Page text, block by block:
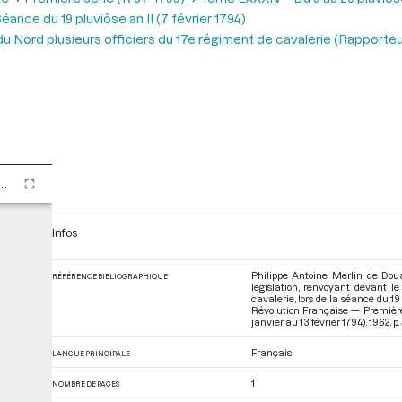
du 19 pluviôse an II (7 février 1794)
Nord plusieurs officiers du 17e régiment de cavalerie
Infos
RÉFÉRENCE BIBLIOGRAPHIQUE
Philippe Antoine Merlin de
législation, renvoyant devant
cavalerie, lors de la séance du
Révolution Française —
janvier au 13 février 1794) . 1962.
LANGUE PRINCIPALE Français
NOMBRE DE PAGES 1